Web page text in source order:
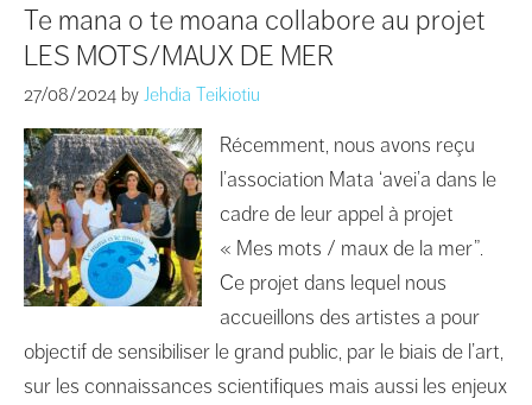
Te mana o te moana collabore au projet
LES MOTS/MAUX DE MER
27/08/2024 by Jehdia Teikiotiu
Récemment, nous avons reçu
l’association Mata ‘avei’a dans le
cadre de leur appel à projet
« Mes mots / maux de la mer”.
Ce projet dans lequel nous
accueillons des artistes a pour
objectif de sensibiliser le grand public, par le biais de l’art,
sur les connaissances scientifiques mais aussi les enjeux